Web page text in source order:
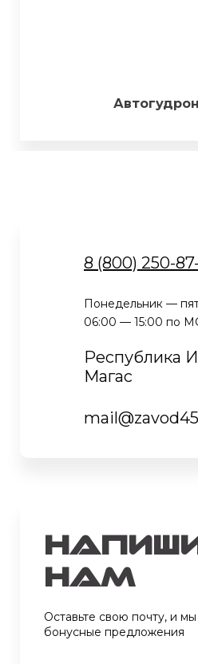
8 (800) 250-
Понедельник —
06:00 — 15:00 по
Республика
Магас
нам
Оставьте свою почту, и
бонусные предложения